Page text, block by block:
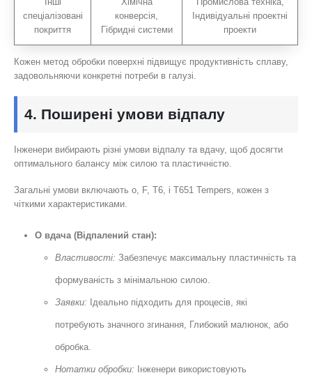
спеціалізовані
покриття
конверсія,
Гібридні системи
Індивідуальні проектні
проекти
Кожен метод обробки поверхні підвищує продуктивність сплаву,
задовольняючи конкретні потреби в галузі.
4. Поширені умови відпалу
Інженери вибирають різні умови відпалу та вдачу, щоб досягти
оптимального балансу між силою та пластичністю.
Загальні умови включають o, F, T6, і T651 Tempers, кожен з
чіткими характеристиками.
О вдача (Відпалений стан):
Властивості: Забезпечує максимальну пластичність та
формуваність з мінімальною силою.
Заявки: Ідеально підходить для процесів, які
потребують значного згинання, Глибокий малюнок, або
обробка.
Нотатки обробки: Інженери використовують